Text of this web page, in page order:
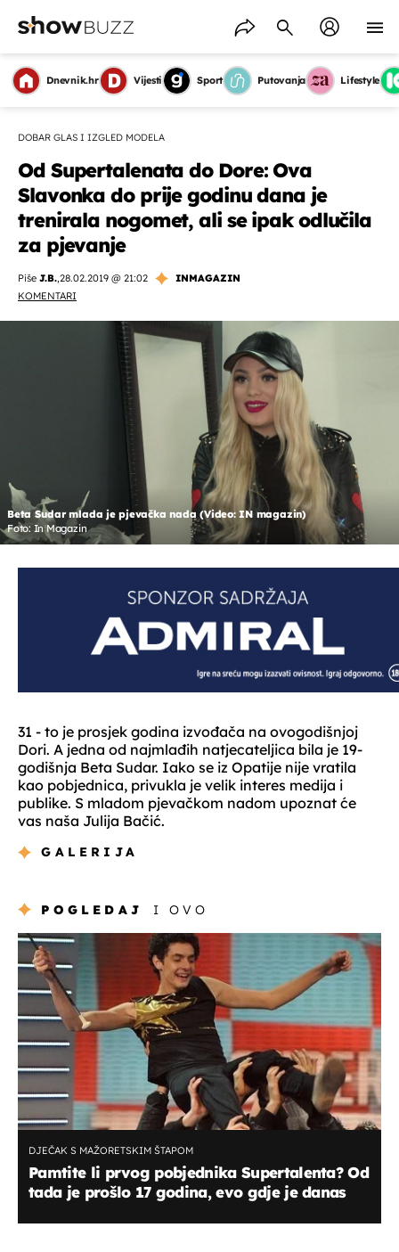
Dnevnik.hr Vijesti Sport Putovanja Lifestyle
DOBAR GLAS I IZGLED MODELA
Od Supertalenata do Dore: Ova
Slavonka do prije godinu dana je
trenirala nogomet, ali se ipak odlučila
za pjevanje
Piše J.B.,28.02.2019 @ 21:02
INMAGAZIN
KOMENTARI
Beta Sudar mlada je pjevačka nada (Video: IN magazin)
Foto: In Magazin
31 - to je prosjek godina izvođača na ovogodišnjoj
Dori. A jedna od najmlađih natjecateljica bila je 19-
godišnja Beta Sudar. Iako se iz Opatije nije vratila
kao pobjednica, privukla je velik interes medija i
publike. S mladom pjevačkom nadom upoznat će
vas naša Julija Bačić.
GALERIJA
POGLEDAJ I OVO
DJEČAK S MAŽORETSKIM ŠTAPOM
Pamtite li prvog pobjednika Supertalenta? Od
tada je prošlo 17 godina, evo gdje je danas
OMOGUĆI OBAVIJESTI